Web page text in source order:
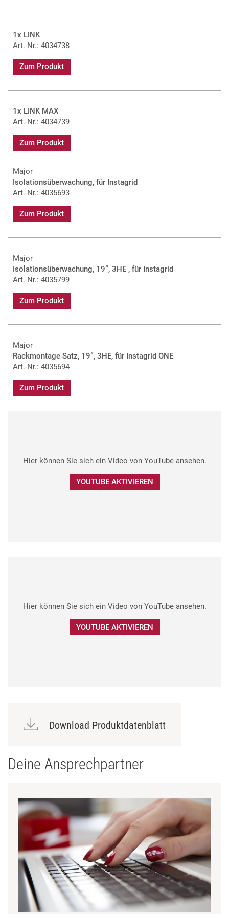
1x LINK
Art.-Nr.: 4034738
Zum Produkt
1x LINK MAX
Art.-Nr.: 4034739
Zum Produkt
Major
Isolationsüberwachung, für Instagrid
Art.-Nr.: 4035693
Zum Produkt
Major
Isolationsüberwachung, 19“, 3HE , für Instagrid
Art.-Nr.: 4035799
Zum Produkt
Major
Rackmontage Satz, 19”, 3HE, für Instagrid ONE
Art.-Nr.: 4035694
Zum Produkt
Hier können Sie sich ein Video von YouTube ansehen.
YOUTUBE AKTIVIEREN
Hier können Sie sich ein Video von YouTube ansehen.
YOUTUBE AKTIVIEREN
Download Produktdatenblatt
Deine Ansprechpartner